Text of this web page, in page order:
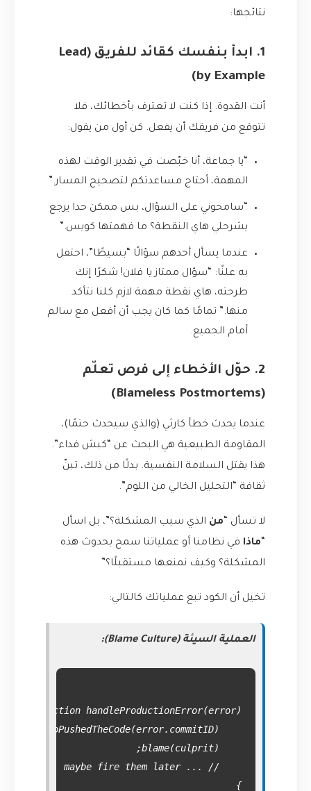
نتائجها:
1. ابدأ بنفسك كقائد للفريق (Lead
by Example)
أنت القدوة. إذا كنت لا تعترف بأخطائك، فلا
تتوقع من فريقك أن يفعل. كن أول من يقول:
“يا جماعة، أنا خبّصت في تقدير الوقت لهذه
المهمة، أحتاج مساعدتكم لتصحيح المسار.”
“سامحوني على السؤال، بس ممكن حدا يرجع
يشرحلي هاي النقطة؟ ما فهمتها كويس.”
عندما يسأل أحدهم سؤالًا “بسيطًا”، احتفل
به علنًا: “سؤال ممتاز يا فلان! شكرًا إنك
طرحته، هاي نقطة مهمة لازم كلنا نتأكد
منها.” تمامًا كما كان يجب أن أفعل مع سالم
أمام الجميع.
2. حوّل الأخطاء إلى فرص تعلّم
(Blameless Postmortems)
عندما يحدث خطأ كارثي (والذي سيحدث حتمًا)،
المقاومة الطبيعية هي البحث عن “كبش فداء”.
هذا يقتل السلامة النفسية. بدلًا من ذلك، تبنّ
ثقافة “التحليل الخالي من اللوم”.
لا تسأل “ من الذي سبب المشكلة؟”، بل اسأل
ماذا في نظامنا أو عملياتنا سمح بحدوث هذه
المشكلة؟ وكيف نمنعها مستقبلًا؟”
تخيل أن الكود تبع عملياتك كالتالي:
العملية السيئة (Blame Culture):
}